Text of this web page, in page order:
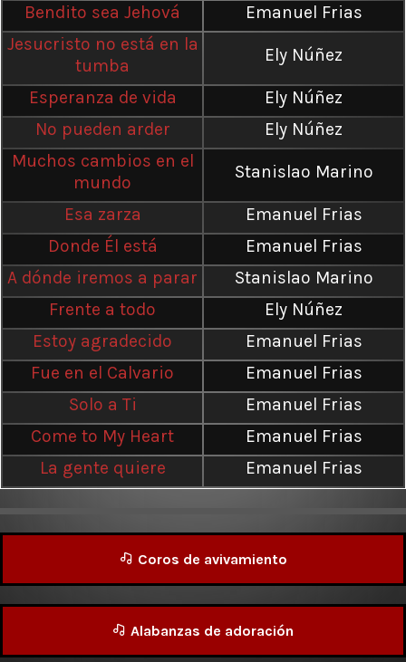
Bendito sea Jehová
Emanuel Frias
Jesucristo no está en la
tumba
Ely Núñez
Esperanza de vida
Ely Núñez
No pueden arder
Ely Núñez
Muchos cambios en el
mundo
Stanislao Marino
Esa zarza
Emanuel Frias
Donde Él está
Emanuel Frias
A dónde iremos a parar
Stanislao Marino
Frente a todo
Ely Núñez
Estoy agradecido
Emanuel Frias
Fue en el Calvario
Emanuel Frias
Solo a Ti
Emanuel Frias
Come to My Heart
Emanuel Frias
La gente quiere
Emanuel Frias
Coros de avivamiento
Alabanzas de adoración